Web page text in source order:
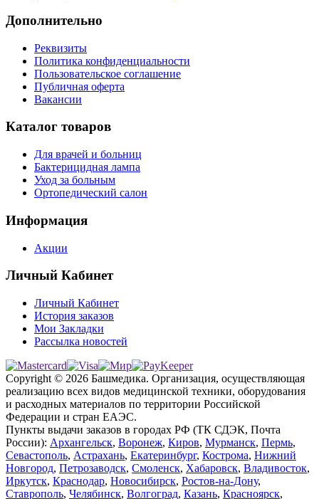
Дополнительно
Реквизиты
Политика конфиденциальности
Пользовательское соглашение
Публичная оферта
Вакансии
Каталог товаров
Для врачей и больниц
Бактерицидная лампа
Уход за больным
Ортопедический салон
Информация
Акции
Личный Кабинет
Личный Кабинет
История заказов
Мои Закладки
Рассылка новостей
Copyright © 2026 Башмедика. Организация, осуществляющая
реализацию всех видов медицинской техники, оборудования
и расходных материалов по территории Российской
Федерации и стран ЕАЭС.
Пункты выдачи заказов в городах РФ (ТК СДЭК, Почта
России): Архангельск, Воронеж, Киров, Мурманск, Пермь,
Севастополь, Астрахань, Екатеринбург, Кострома, Нижний
Новгород, Петрозаводск, Смоленск, Хабаровск, Владивосток,
Иркутск, Краснодар, Новосибирск, Ростов-на-Дону,
Ставрополь, Челябинск, Волгоград, Казань, Красноярск,